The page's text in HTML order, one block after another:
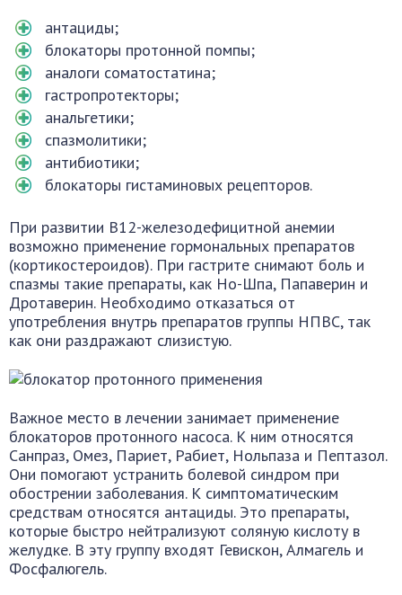
антациды;
блокаторы протонной помпы;
аналоги соматостатина;
гастропротекторы;
анальгетики;
спазмолитики;
антибиотики;
блокаторы гистаминовых рецепторов.
При развитии B12-железодефицитной анемии
возможно применение гормональных препаратов
(кортикостероидов). При гастрите снимают боль и
спазмы такие препараты, как Но-Шпа, Папаверин и
Дротаверин. Необходимо отказаться от
употребления внутрь препаратов группы НПВС, так
как они раздражают слизистую.
Важное место в лечении занимает применение
блокаторов протонного насоса. К ним относятся
Санпраз, Омез, Париет, Рабиет, Нольпаза и Пептазол.
Они помогают устранить болевой синдром при
обострении заболевания. К симптоматическим
средствам относятся антациды. Это препараты,
которые быстро нейтрализуют соляную кислоту в
желудке. В эту группу входят Гевискон, Алмагель и
Фосфалюгель.